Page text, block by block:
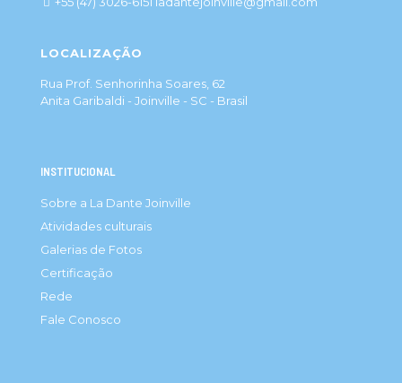
LOCALIZAÇÃO
Rua Prof. Senhorinha Soares, 62
Anita Garibaldi - Joinville - SC - Brasil
INSTITUCIONAL
Sobre a La Dante Joinville
Atividades culturais
Galerias de Fotos
Certificação
Rede
Fale Conosco